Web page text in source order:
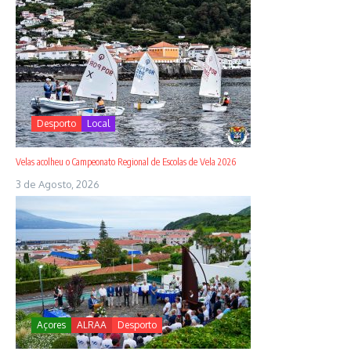
Desporto Local
Velas acolheu o Campeonato Regional de Escolas de Vela 2026
3 de Agosto, 2026
Açores ALRAA Desporto